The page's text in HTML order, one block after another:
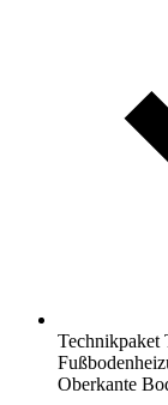
Technikpaket
Oberkante